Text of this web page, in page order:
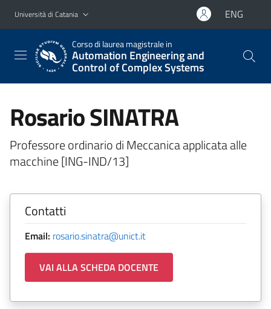
Vai al contenuto principale
Vai al menu di navigazione
Università di Catania ENG
Corso di laurea magistrale in
Automation Engineering and
Control of Complex Systems
Rosario SINATRA
Professore ordinario di Meccanica applicata alle
macchine [ING-IND/13]
Contatti
Email: rosario.sinatra@unict.it
VAI ALLA SCHEDA DOCENTE